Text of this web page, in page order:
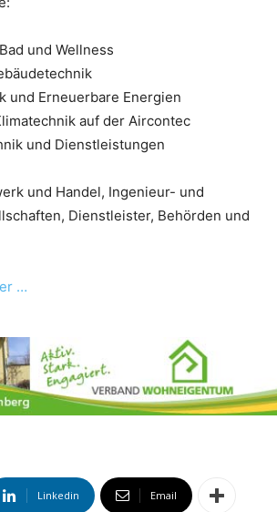
und Wellness
und Erneuerbare Energien
auf der Aircontec
und Dienstleistungen
und Handel, Ingenieur- und
Dienstleister, Behörden und
…
Linkedin Email